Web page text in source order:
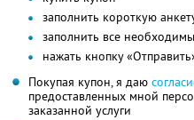
заполнить короткую
заполнить все
нажать кнопку
Покупая купон, я даю
предоставленных мной
заказанной услуги